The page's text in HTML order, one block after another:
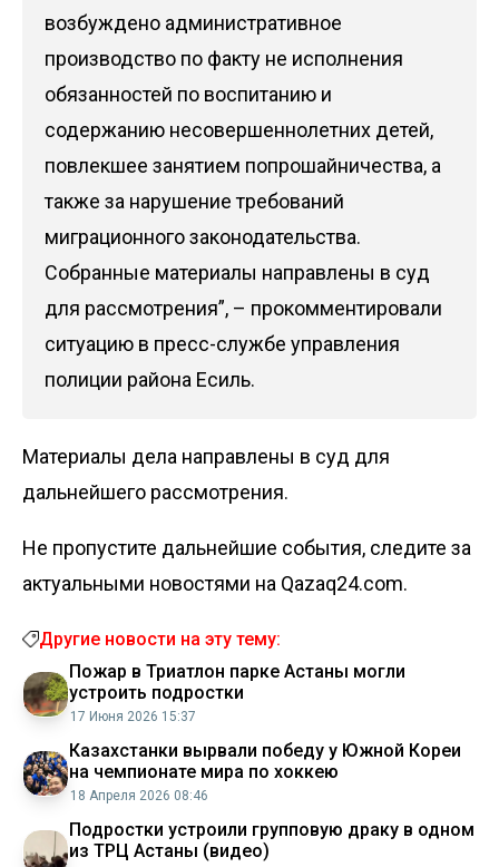
возбуждено административное
производство по факту не исполнения
обязанностей по воспитанию и
содержанию несовершеннолетних детей,
повлекшее занятием попрошайничества, а
также за нарушение требований
миграционного законодательства.
Собранные материалы направлены в суд
для рассмотрения”, – прокомментировали
ситуацию в пресс-службе управления
полиции района Есиль.
Материалы дела направлены в суд для
дальнейшего рассмотрения.
Не пропустите дальнейшие события, следите за
актуальными новостями на Qazaq24.com.
Другие новости на эту тему:
Пожар в Триатлон парке Астаны могли
устроить подростки
17 Июня 2026 15:37
Казахстанки вырвали победу у Южной Кореи
на чемпионате мира по хоккею
18 Апреля 2026 08:46
Подростки устроили групповую драку в одном
из ТРЦ Астаны (видео)